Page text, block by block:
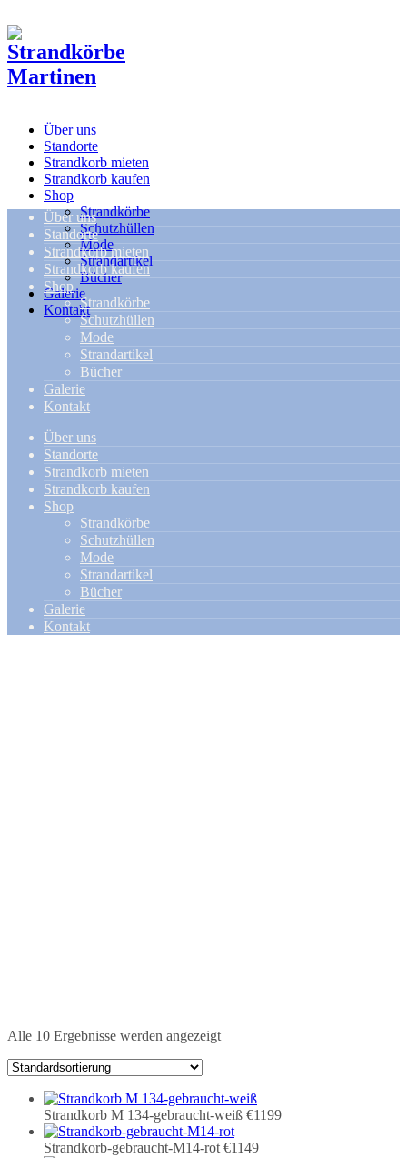
Über uns
Standorte
Strandkorb mieten
Strandkorb kaufen
Shop
Strandkörbe
Schutzhüllen
Mode
Strandartikel
Bücher
Galerie
Kontakt
Über uns
Standorte
Strandkorb mieten
Strandkorb kaufen
Shop
Strandkörbe
Schutzhüllen
Mode
Strandartikel
Bücher
Galerie
Kontakt
Über uns
Standorte
Strandkorb mieten
Strandkorb kaufen
Shop
Strandkörbe
Schutzhüllen
Mode
Strandartikel
Bücher
Galerie
Kontakt
Alle 10 Ergebnisse werden angezeigt
Strandkorb M 134-gebraucht-weiß €1199
Strandkorb-gebraucht-M14-rot €1149